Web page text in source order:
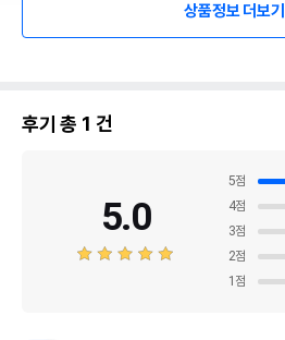
상품정보 더보기
후기 총 1 건
5.0
5점
4점
3점
2점
1 점